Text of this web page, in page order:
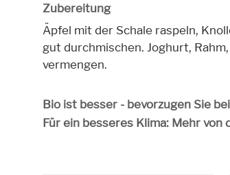
Zubereitung
Äpfel mit der Schale raspeln,
gut durchmischen. Joghurt,
vermengen.
Bio ist besser - bevorzugen Sie
Für ein besseres Klima: Mehr von